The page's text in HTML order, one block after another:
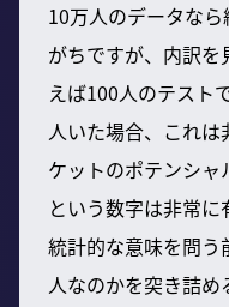
10万人のデータな
がちですが、内訳
えば100人のテスト
人いた場合、これは
ケットのポテンシ
という数字は非常に
統計的な意味を問
人なのかを突き詰め